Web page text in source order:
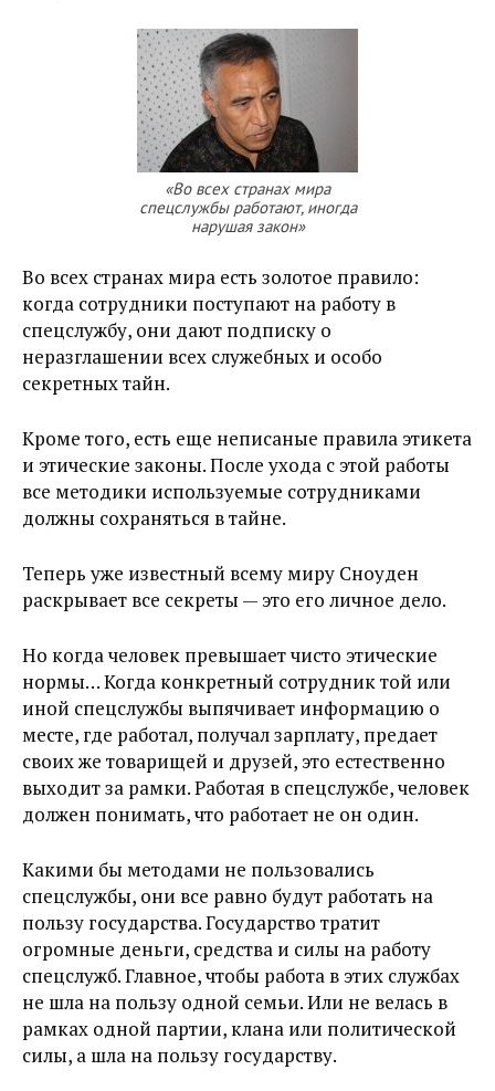
«Во всех странах мира
спецслужбы работают, иногда
нарушая закон»
Во всех странах мира есть золотое правило:
когда сотрудники поступают на работу в
спецслужбу, они дают подписку о
неразглашении всех служебных и особо
секретных тайн.
Кроме того, есть еще неписаные правила этикета
и этические законы. После ухода с этой работы
все методики используемые сотрудниками
должны сохраняться в тайне.
Теперь уже известный всему миру Сноуден
раскрывает все секреты — это его личное дело.
Но когда человек превышает чисто этические
нормы… Когда конкретный сотрудник той или
иной спецслужбы выпячивает информацию о
месте, где работал, получал зарплату, предает
своих же товарищей и друзей, это естественно
выходит за рамки. Работая в спецслужбе, человек
должен понимать, что работает не он один.
Какими бы методами не пользовались
спецслужбы, они все равно будут работать на
пользу государства. Государство тратит
огромные деньги, средства и силы на работу
спецслужб. Главное, чтобы работа в этих службах
не шла на пользу одной семьи. Или не велась в
рамках одной партии, клана или политической
силы, а шла на пользу государству.